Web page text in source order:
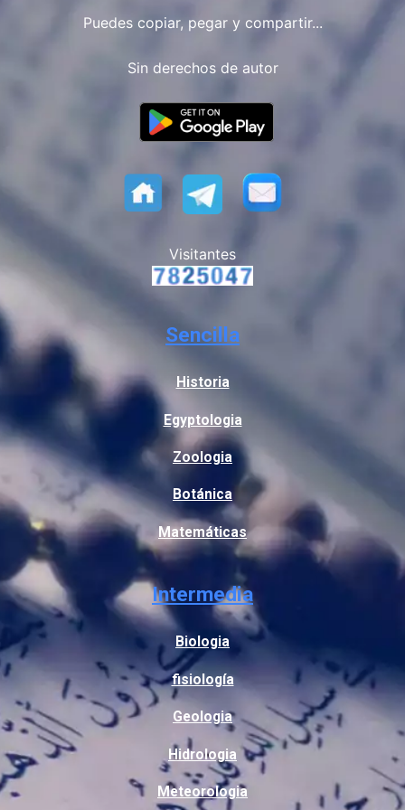
Puedes copiar, pegar y compartir...
Sin derechos de autor
Visitantes
Sencilla
Historia
Egyptologia
Zoologia
Botánica
Matemáticas
Intermedia
Biologia
fisiología
Geologia
Hidrologia
Meteorologia